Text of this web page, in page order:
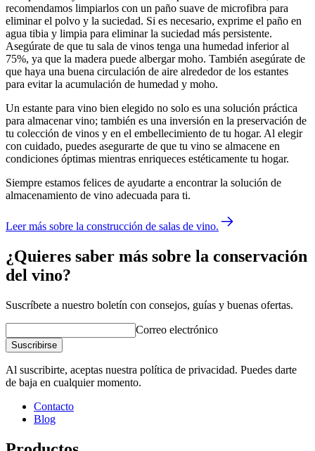
recomendamos limpiarlos con un paño suave de microfibra para
eliminar el polvo y la suciedad. Si es necesario, exprime el paño en
agua tibia y limpia para eliminar la suciedad más persistente.
Asegúrate de que tu sala de vinos tenga una humedad inferior al
75%, ya que la madera puede albergar moho. También asegúrate de
que haya una buena circulación de aire alrededor de los estantes
para evitar la acumulación de humedad y moho.
Un estante para vino bien elegido no solo es una solución práctica
para almacenar vino; también es una inversión en la preservación de
tu colección de vinos y en el embellecimiento de tu hogar. Al elegir
con cuidado, puedes asegurarte de que tu vino se almacene en
condiciones óptimas mientras enriqueces estéticamente tu hogar.
Siempre estamos felices de ayudarte a encontrar la solución de
almacenamiento de vino adecuada para ti.
Leer más sobre la construcción de salas de vino.
¿Quieres saber más sobre la conservación
del vino?
Suscríbete a nuestro boletín con consejos, guías y buenas ofertas.
Correo electrónico
Suscribirse
Al suscribirte, aceptas nuestra política de privacidad. Puedes darte
de baja en cualquier momento.
Contacto
Blog